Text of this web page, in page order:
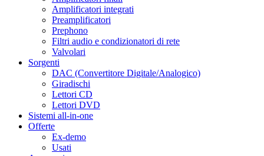
Amplificatori integrati
Preamplificatori
Prephono
Filtri audio e condizionatori di rete
Valvolari
Sorgenti
DAC (Convertitore Digitale/Analogico)
Giradischi
Lettori CD
Lettori DVD
Sistemi all-in-one
Offerte
Ex-demo
Usati